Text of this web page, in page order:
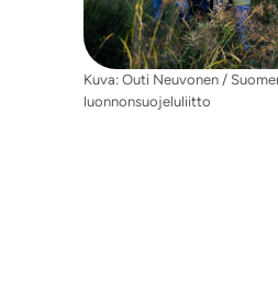
Kuva: Outi Neuvonen /
luonnonsuojeluliitto